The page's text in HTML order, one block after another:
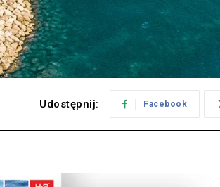
Udostępnij: Facebook